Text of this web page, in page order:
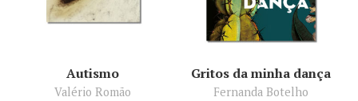
Autismo
Valério Romão
Gritos da minha dança
Fernanda Botelho